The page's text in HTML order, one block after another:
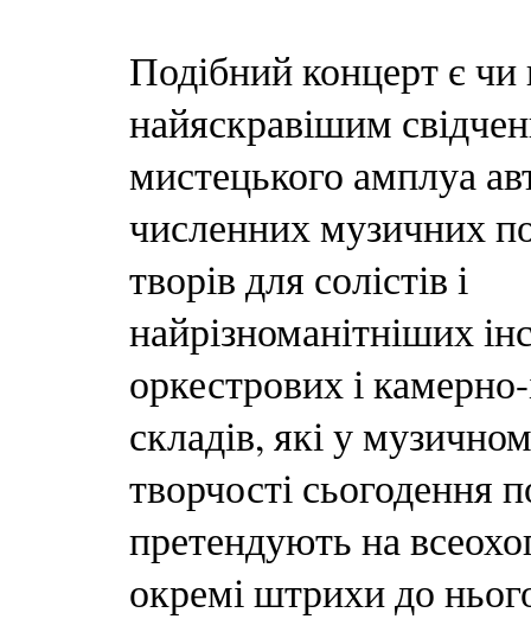
Подібний концерт є чи
найяскравішим
мистецького амплуа
численних музичних
творів для солістів і
найрізноманітніших
оркестрових і
складів, які у
творчості сьогодення
претендують на
окремі штрихи до